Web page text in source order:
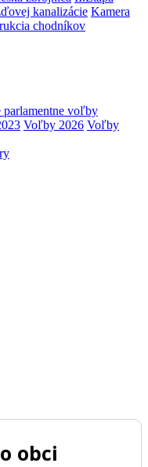
kanalizácie Kamera
chodníkov
parlamentne voľby
Voľby 2026 Voľby
obci